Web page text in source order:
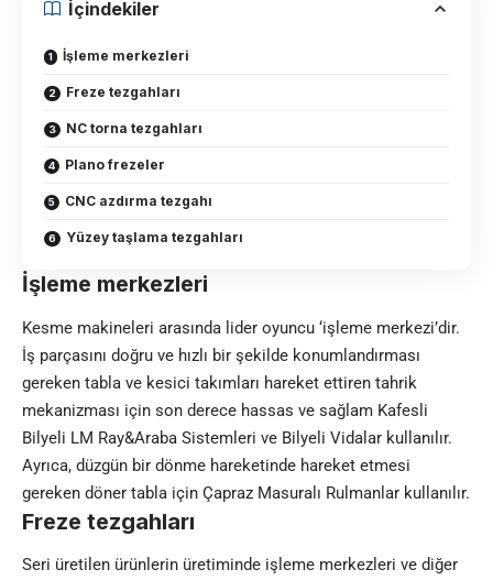
İçindekiler
İşleme merkezleri
Freze tezgahları
NC torna tezgahları
Plano frezeler
CNC azdırma tezgahı
Yüzey taşlama tezgahları
İşleme merkezleri
Kesme makineleri arasında lider oyuncu ‘işleme merkezi’dir.
İş parçasını doğru ve hızlı bir şekilde konumlandırması
gereken tabla ve kesici takımları hareket ettiren tahrik
mekanizması için son derece hassas ve sağlam Kafesli
Bilyeli LM Ray&Araba Sistemleri ve Bilyeli Vidalar kullanılır.
Ayrıca, düzgün bir dönme hareketinde hareket etmesi
gereken döner tabla için Çapraz Masuralı Rulmanlar kullanılır.
Freze tezgahları
Seri üretilen ürünlerin üretiminde işleme merkezleri ve diğer